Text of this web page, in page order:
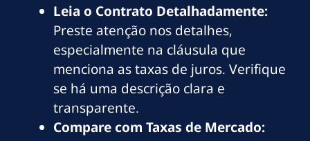
Leia o Contrato Detalhadamente:
Preste atenção nos detalhes,
especialmente na cláusula que
menciona as taxas de juros. Verifique
se há uma descrição clara e
transparente.
Compare com Taxas de Mercado: